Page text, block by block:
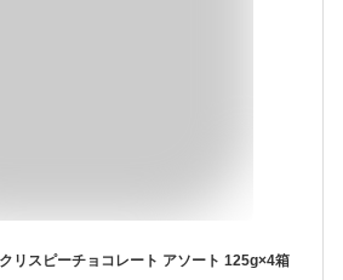
リスピーチョコレート アソート 125g×4箱